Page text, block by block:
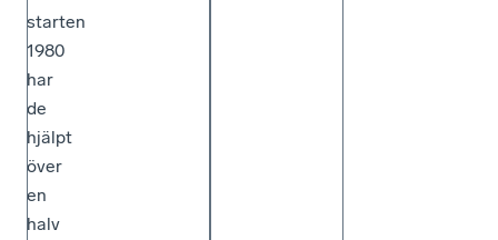
starten
1980
har
de
hjälpt
över
en
halv